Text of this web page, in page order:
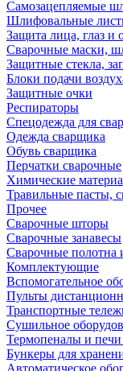
Самозацепляемые
Шлифовальные
Защита лица, глаз и
Сварочные маски,
Защитные стекла,
Блоки подачи
Защитные очки
Респираторы
Спецодежда для
Одежда сварщика
Обувь сварщика
Перчатки сварочные
Химические
Травильные пасты,
Прочее
Сварочные шторы
Сварочные занавесы
Сварочные полотна
Комплектующие
Вспомогательное
Пульты
Транспортные
Сушильное
Термопеналы и печи
Бункеры для
Автоматическое